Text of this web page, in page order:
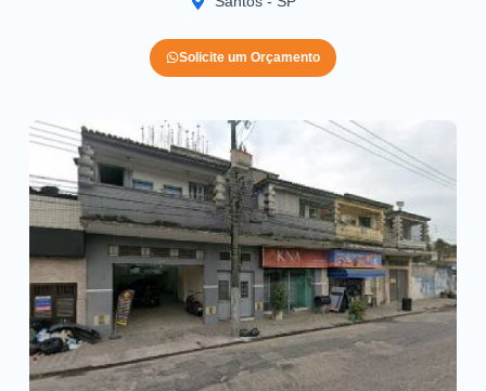
Solicite um Orçamento